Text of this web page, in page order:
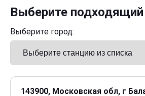
Выберите подходящий
Выберите город:
143900, Московская обл, г